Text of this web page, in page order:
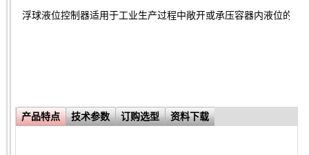
浮球液位控制器适用于工业生产过程中敞开或承压容器内液位的
产品特点 技术参数 订购选型 资料下载